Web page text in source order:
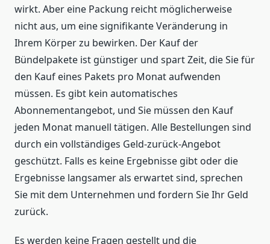
wirkt. Aber eine Packung reicht möglicherweise
nicht aus, um eine signifikante Veränderung in
Ihrem Körper zu bewirken. Der Kauf der
Bündelpakete ist günstiger und spart Zeit, die Sie für
den Kauf eines Pakets pro Monat aufwenden
müssen. Es gibt kein automatisches
Abonnementangebot, und Sie müssen den Kauf
jeden Monat manuell tätigen. Alle Bestellungen sind
durch ein vollständiges Geld-zurück-Angebot
geschützt. Falls es keine Ergebnisse gibt oder die
Ergebnisse langsamer als erwartet sind, sprechen
Sie mit dem Unternehmen und fordern Sie Ihr Geld
zurück.
Es werden keine Fragen gestellt und die